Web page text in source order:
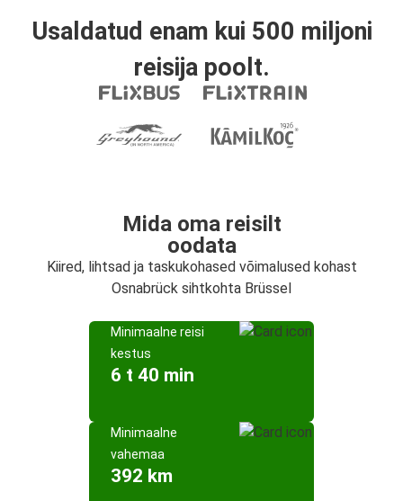
Usaldatud enam kui 500 miljoni
reisija poolt.
Mida oma reisilt
oodata
Kiired, lihtsad ja taskukohased võimalused kohast
Osnabrück sihtkohta Brüssel
Minimaalne reisi
kestus
6 t 40 min
Minimaalne
vahemaa
392 km